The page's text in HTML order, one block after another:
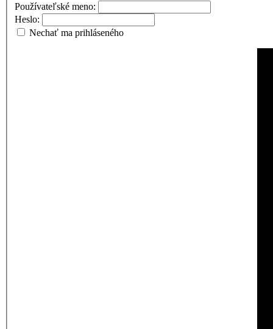
Používateľské meno:
Heslo:
Nechať ma prihláseného